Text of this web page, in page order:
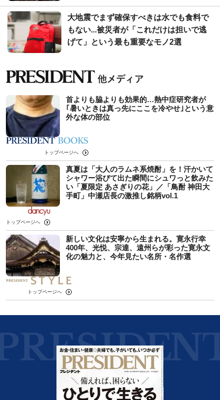
大地震でまず確保すべきは水でも食料で
もない...被災者が「これだけは担いで逃
げて」という最も重要なモノ2選
首よりも脇よりも効果的…熱中症研究者が
｢暑いときは真っ先にここを冷やせ｣という意
外な体の部位
トップページへ
真夏は「大人のラムネ系焼酎」を！汗かいて
シャワー浴びて出た瞬間にシュワっと飲みた
い「夏限定 あさぎりの花」／「鳥酎 神田大
手町」中瀬店長の激推し銘柄vol.1
トップページへ
新しい文化は安寧から生まれる。寛永行幸
400年、光悦、宗達、遠州らが彩った寛永文
化の魅力と、今年見たい名所・名作選
トップページへ